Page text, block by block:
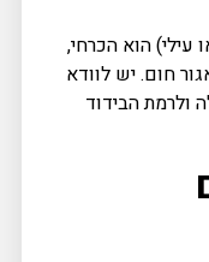
עילי) הוא הכרחי,
חום. יש לוודא
ולרמת הבידוד